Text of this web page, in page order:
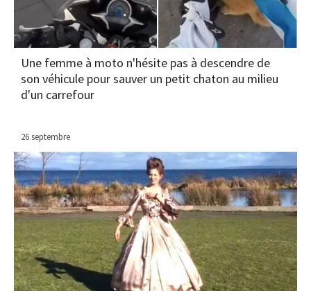
Une femme à moto n'hésite pas à descendre de
son véhicule pour sauver un petit chaton au milieu
d'un carrefour
26 septembre